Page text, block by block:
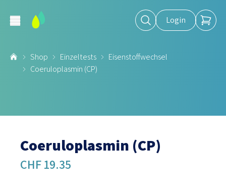
Login
Shop Einzeltests
Eisenstoffwechsel
Coeruloplasmin (CP)
Coeruloplasmin (CP)
CHF 19.35